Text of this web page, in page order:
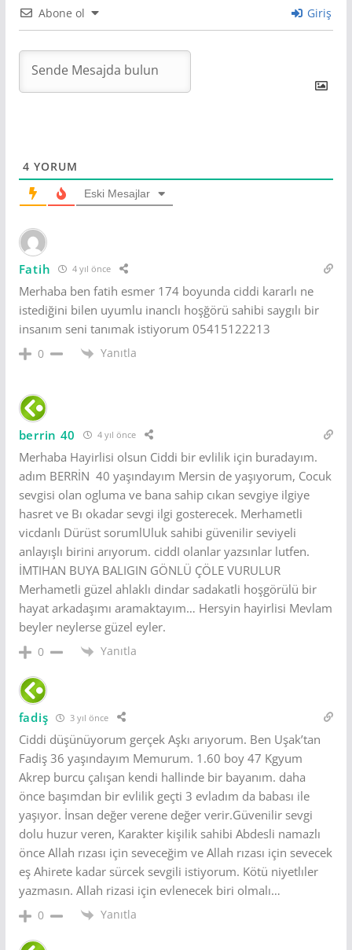
Abone ol Giriş
4 YORUM
Eski Mesajlar
Fatih 4 yıl önce
Merhaba ben fatih esmer 174 boyunda ciddi kararlı ne
istediğini bilen uyumlu inanclı hoşğörü sahibi saygılı bir
insanım seni tanımak istiyorum 05415122213
0 Yanıtla
berrin 40 4 yıl önce
Merhaba Hayirlisi olsun Ciddi bir evlilik için buradayım.
adım BERRİN 40 yaşındayım Mersin de yaşıyorum, Cocuk
sevgisi olan ogluma ve bana sahip cıkan sevgiye ilgiye
hasret ve Bı okadar sevgi ilgi gosterecek. Merhametli
vicdanlı Dürüst sorumlUluk sahibi güvenilir seviyeli
anlayışlı birini arıyorum. ciddI olanlar yazsınlar lutfen.
İMTIHAN BUYA BALIGIN GÖNLÜ ÇÖLE VURULUR
Merhametli güzel ahlaklı dindar sadakatli hoşgörülü bir
hayat arkadaşımı aramaktayım… Hersyin hayirlisi Mevlam
beyler neylerse güzel eyler.
0 Yanıtla
fadiş 3 yıl önce
Ciddi düşünüyorum gerçek Aşkı arıyorum. Ben Uşak’tan
Fadiş 36 yaşındayım Memurum. 1.60 boy 47 Kgyum
Akrep burcu çalışan kendi hallinde bir bayanım. daha
önce başımdan bir evlilik geçti 3 evladım da babası ile
yaşıyor. İnsan değer verene değer verir.Güvenilir sevgi
dolu huzur veren, Karakter kişilik sahibi Abdesli namazlı
önce Allah rızası için seveceğim ve Allah rızası için sevecek
eş Ahirete kadar sürcek sevgili istiyorum. Kötü niyetlıler
yazmasın. Allah rizasi için evlenecek biri olmalı…
0 Yanıtla